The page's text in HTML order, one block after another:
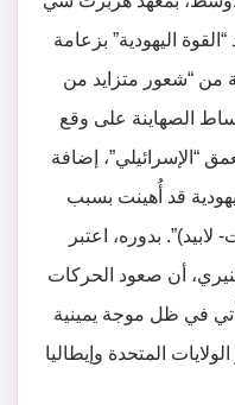
اليهودية” بزعامة
من “شعور متزايد من
الصهاينة على وقع
“الإسرائيلي”، إضافة
قد أُهينت بسبب
بدوره، اعتبر
أن صعود الحركات
في ظل موجة يمينية
المتحدة وإيطاليا